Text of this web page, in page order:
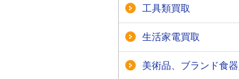
工具類買取
生活家電買取
美術品、ブランド食